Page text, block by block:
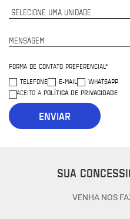
MENSAGEM
FORMA DE CONTATO PREFERENCIAL*
TELEFONE
E-MAIL
WHATSAPP
ACEITO A POLÍTICA DE PRIVACIDADE
ENVIAR
SUA
VENHA NOS